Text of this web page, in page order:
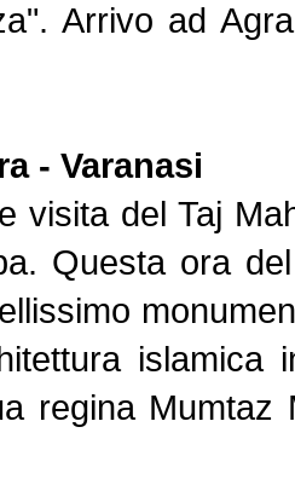
Arrivo ad
- Varanasi
visita del Taj
Questa ora
islamica
regina Mumtaz